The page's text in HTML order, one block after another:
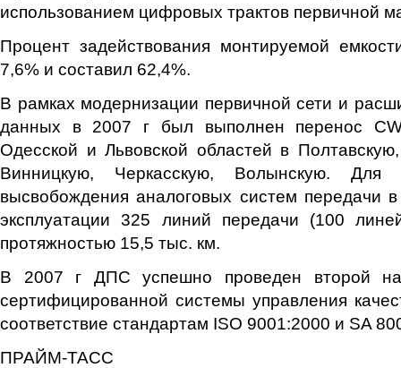
использованием цифровых трактов первичной
Процент задействования монтируемой
7,6% и составил 62,4%.
В рамках модернизации первичной сети и
данных в 2007 г был выполнен перенос
Одесской и Львовской областей в
Винницкую, Черкасскую, Волынскую. Для
высвобождения аналоговых систем передачи
эксплуатации 325 линий передачи (100
протяжностью 15,5 тыс. км.
В 2007 г ДПС успешно проведен второй
сертифицированной системы управления
соответствие стандартам ISO 9001:2000 и SA
ПРАЙМ-ТАСС